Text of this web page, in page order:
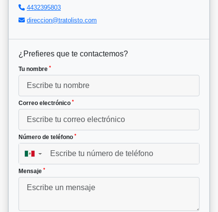
4432395803
direccion@tratolisto.com
¿Prefieres que te contactemos?
Tu nombre *
Correo electrónico *
Número de teléfono *
▼
Mensaje *